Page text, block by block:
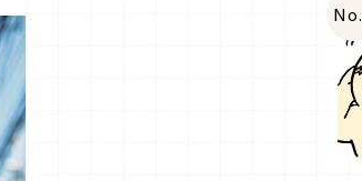
No.